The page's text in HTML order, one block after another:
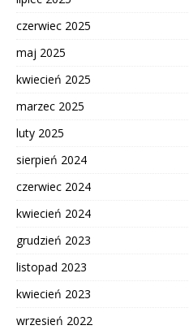
czerwiec 2025
maj 2025
kwiecień 2025
marzec 2025
luty 2025
sierpień 2024
czerwiec 2024
kwiecień 2024
grudzień 2023
listopad 2023
kwiecień 2023
wrzesień 2022